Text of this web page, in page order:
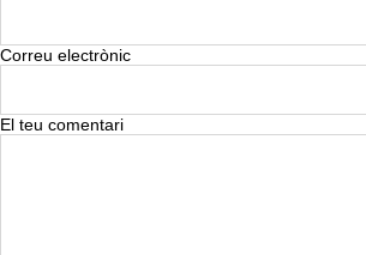
Correu electrònic
El teu comentari